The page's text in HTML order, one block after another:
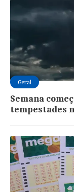
Geral
Semana
tempestades